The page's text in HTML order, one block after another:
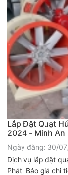
Lắp Đặt Quạt
2024 - Minh An
Ngày đăng: 30/
Dịch vụ lắp đặt
Phát. Báo giá chi